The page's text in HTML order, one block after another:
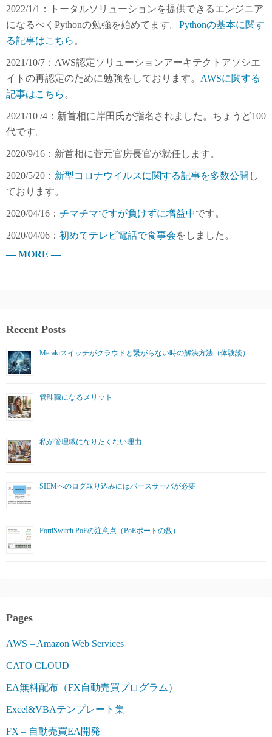
2022/1/1：トータルソリューションを提供できるエンジニア
になるべくPythonの勉強を始めてます。 Pythonの基本に関す
る記事はこちら 。
2021/10/7：AWS認定ソリューションアーキテクトアソシエ
イトの再認定のために勉強をしております。 AWSに関する
記事はこちら 。
2021/10 /4：新首相に岸田氏が指名されました。ちょうど100
代です。
2020/9/16：新首相に菅元官房長官が就任します。
2020/5/20： 新型コロナウイルスに関する記事を多数公開 し
ております。
2020/04/16： チマチマですが負けずに増益中です。
2020/04/06： 初めてテレビ電話で食事会をしました。
— MORE —
Recent Posts
Merakiスイッチがクラウドと繋がらない時の解決方法（体験談）
管理職になるメリット
私が管理職になりたくない理由
SIEMへのログ取り込みにはパースサーバが必要
FortiSwitch PoEの注意点（PoEポートの数）
Pages
AWS – Amazon Web Services
CATO CLOUD
EA無料配布（FX自動売買プログラム）
Excel&VBAテンプレート集
FX – 自動売買EA開発